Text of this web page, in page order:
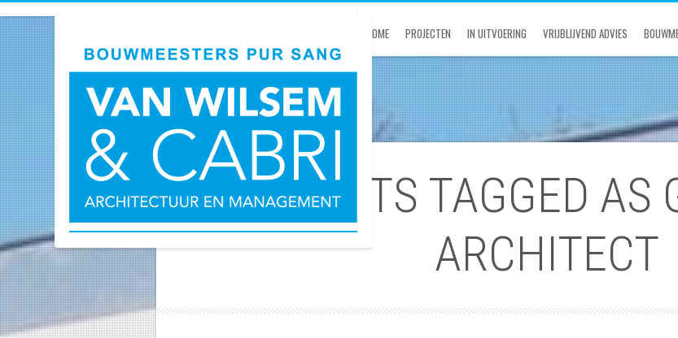
HOME PROJECTEN IN UITVOERING VRIJBLIJVEND ADVIES
ALL POSTS TAGGED AS
ARCHITECT